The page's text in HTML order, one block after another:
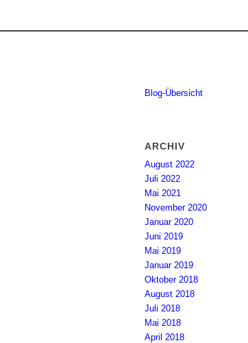
Blog-Übersicht
ARCHIV
August 2022
Juli 2022
Mai 2021
November 2020
Januar 2020
Juni 2019
Mai 2019
Januar 2019
Oktober 2018
August 2018
Juli 2018
Mai 2018
April 2018